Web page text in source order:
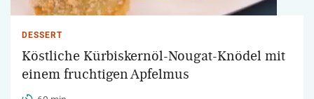
DESSERT
Köstliche Kürbiskernöl-Nougat-Knödel mit
einem fruchtigen Apfelmus